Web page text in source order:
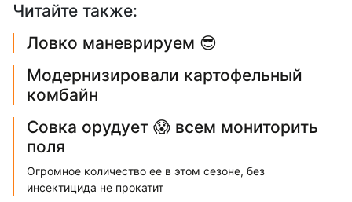
Читайте также:
Ловко маневрируем 😎
Модернизировали картофельный
комбайн
Совка орудует 😱 всем мониторить
поля
Огромное количество ее в этом сезоне, без
инсектицида не прокатит